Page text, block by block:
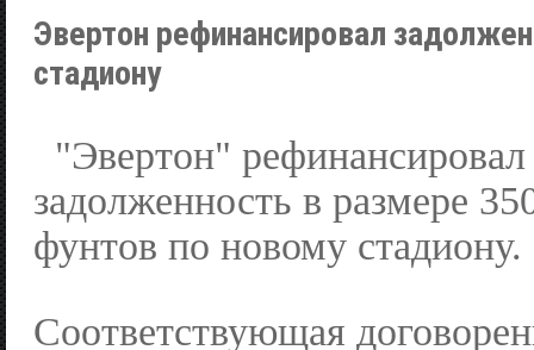
Эвертон рефинансировал
стадиону
"Эвертон"
задолженность в размере
фунтов по новому стадиону.
Соответствующая